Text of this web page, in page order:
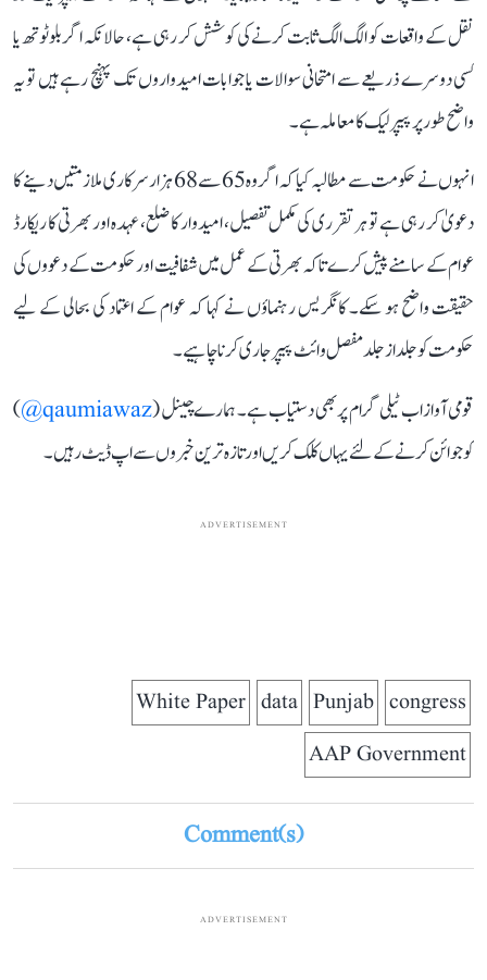
نقل کے واقعات کو الگ الگ ثابت کرنے کی کوشش کر رہی ہے، حالانکہ اگر بلوٹوتھ یا
کسی دوسرے ذریعے سے امتحانی سوالات یا جوابات امیدواروں تک پہنچ رہے ہیں تو یہ
واضح طور پر پیپر لیک کا معاملہ ہے۔
انہوں نے حکومت سے مطالبہ کیا کہ اگر وہ 65 سے 68 ہزار سرکاری ملازمتیں دینے کا
دعویٰ کر رہی ہے تو ہر تقرری کی مکمل تفصیل، امیدوار کا ضلع، عہدہ اور بھرتی کا ریکارڈ
عوام کے سامنے پیش کرے تاکہ بھرتی کے عمل میں شفافیت اور حکومت کے دعووں کی
حقیقت واضح ہو سکے۔ کانگریس رہنماؤں نے کہا کہ عوام کے اعتماد کی بحالی کے لیے
حکومت کو جلد از جلد مفصل وائٹ پیپر جاری کرنا چاہیے۔
قومی آواز اب ٹیلی گرام پر بھی دستیاب ہے۔ ہمارے چینل (qaumiawaz@
)
کو جوائن کرنے کے لئے یہاں کلک کریں اور تازہ ترین خبروں سے اپ ڈیٹ رہیں۔
ADVERTISEMENT
congress
Punjab
data
White Paper
AAP Government
Comment(s)
ADVERTISEMENT